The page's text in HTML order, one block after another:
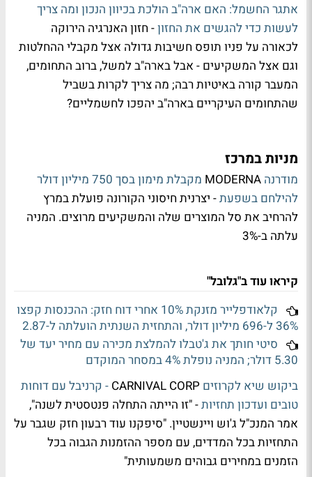
אתגר החשמל: האם ארה"ב הולכת בכיוון הנכון ומה צריך
לעשות כדי להגשים את החזון- חזון האנרגיה הירוקה
לכאורה על פניו תופס חשיבות גדולה אצל מקבלי ההחלטות
וגם אצל המשקיעים - אבל בארה"ב למשל, ברוב התחומים,
המעבר קורה באיטיות רבה; מה צריך לקרות בשביל
שהתחומים העיקריים בארה"ב יהפכו לחשמליים?
מניות במרכז
מודרנה MODERNA
מקבלת מימון בסך 750 מיליון דולר
להילחם בשפעת- יצרנית חיסוני הקורונה פועלת במרץ
להרחיב את סל המוצרים שלה והמשקיעים מרוצים. המניה
עלתה ב-3%
קיראו עוד ב"גלובל"
קלאודפלייר מזנקת 10% אחרי דוח חזק: ההכנסות קפצו
36% ל-696 מיליון דולר, והתחזית השנתית הועלתה ל-2.87
סיטי חותך את ג'טבלו להמלצת מכירה עם מחיר יעד של
5.30 דולר; המניה נופלת 4% במסחר המוקדם
ביקוש שיא לקרוזים
- קרניבל עם דוחות
טובים ועדכון תחזיות- "זו הייתה התחלה פנטסטית לשנה",
אמר המנכ"ל ג'וש ויינשטיין. "סיפקנו עוד רבעון חזק שגבר על
התחזיות בכל המדדים, עם מספר ההזמנות הגבוה בכל
הזמנים במחירים גבוהים משמעותית"